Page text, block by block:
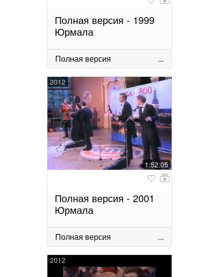
Полная версия - 1999
Юрмала
Полная версия ...
2012
1:52:05
Полная версия - 2001
Юрмала
Полная версия ...
2012